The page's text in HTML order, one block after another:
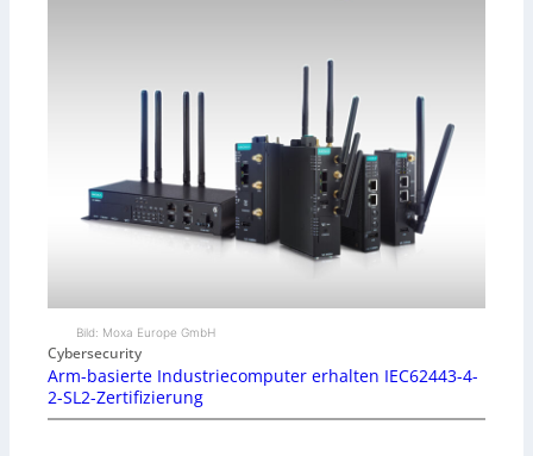
Bild: Moxa Europe GmbH
Cybersecurity
Arm-basierte Industriecomputer erhalten IEC62443-4-
2-SL2-Zertifizierung